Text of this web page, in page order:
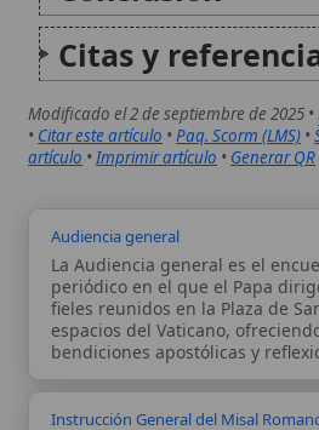
La Audiencia general es el
periódico en el que el Papa dirige la
fieles reunidos en la Plaza de San
espacios del Vaticano, ofreciendo
Instrucción General del Misal Romano
Misa como el centro de la vida
continuidad de la fe expresada...
Autor:Comité
Artículo supervisado
del artículo están